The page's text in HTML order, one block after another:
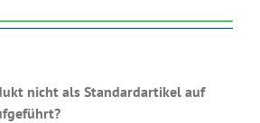
nicht als Standardartikel auf